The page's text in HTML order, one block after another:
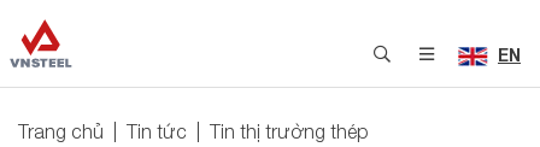
EN
Trang chủ Tin tức Tin thị trường thép